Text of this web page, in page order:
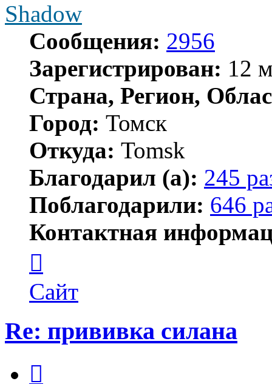
Shadow
Сообщения: 2956
Зарегистрирован: 12
Страна, Регион,
Город: Томск
Откуда: Tomsk
Благодарил (а): 245
Поблагодарили: 646
Контактная
пользователя
Shadow
Сайт
Re: прививка силана